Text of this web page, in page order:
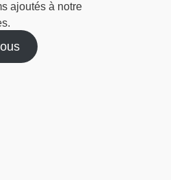
ajoutés à notre